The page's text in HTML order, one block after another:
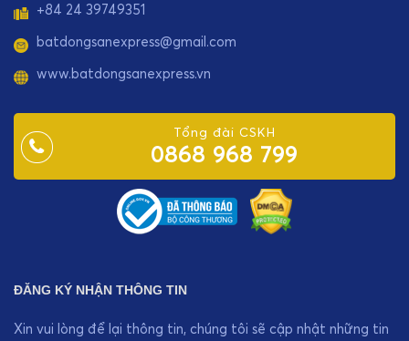
+84 24 39749351
batdongsanexpress@gmail.com
www.batdongsanexpress.vn
Tổng đài CSKH
0868 968 799
ĐĂNG KÝ NHẬN THÔNG TIN
Xin vui lòng để lại thông tin, chúng tôi sẽ cập nhật những tin